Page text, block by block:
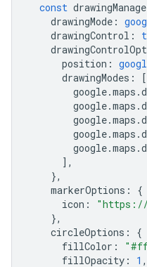
const
drawingMode :
drawingControl :
position :
drawingModes :
[
google.maps .
google.maps .
google.maps .
google.maps .
google.maps .
],
},
markerOptions :
{
icon :
"https://
},
circleOptions :
{
fillColor :
fillOpacity : 1 ,